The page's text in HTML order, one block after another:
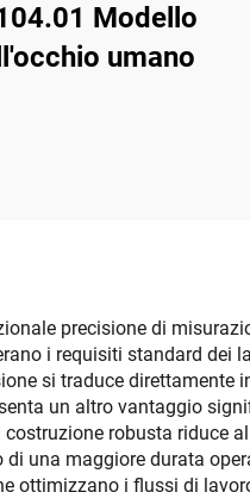
Modello
umano
precisione di
i requisiti standard
si traduce
un altro vantaggio
robusta
una maggiore durata
ottimizzano i flussi di